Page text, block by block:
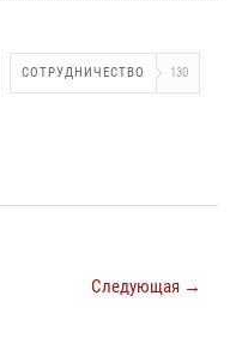
СОТРУДНИЧЕСТВО 130
Следующая →